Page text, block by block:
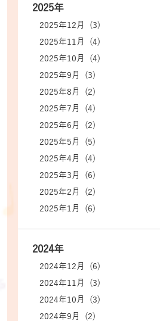
2025年
2025年12月 (3)
2025年11月 (4)
2025年10月 (4)
2025年9月 (3)
2025年8月 (2)
2025年7月 (4)
2025年6月 (2)
2025年5月 (5)
2025年4月 (4)
2025年3月 (6)
2025年2月 (2)
2025年1月 (6)
2024年
2024年12月 (6)
2024年11月 (3)
2024年10月 (3)
2024年9月 (2)